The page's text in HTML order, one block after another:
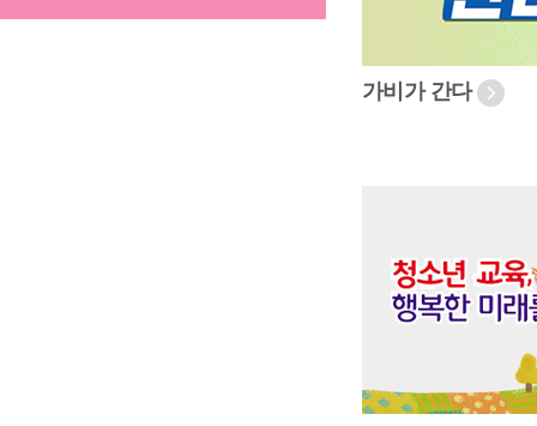
가비가 간다